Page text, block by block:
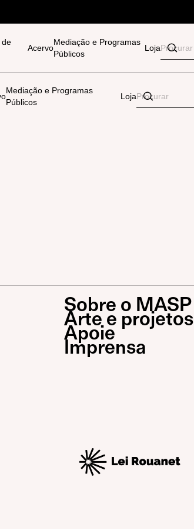
de
Acervo
Mediação e Programas
Públicos
Loja
Mediação e Programas
Públicos
Loja
Sobre o MASP
Arte e projetos
Apoie
Imprensa